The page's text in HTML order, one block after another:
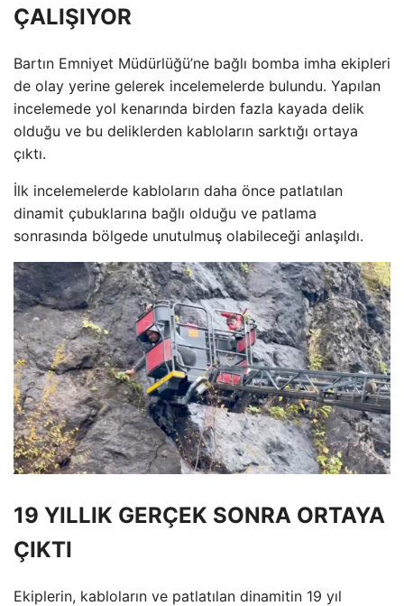
ÇALIŞIYOR
Bartın Emniyet Müdürlüğü’ne bağlı bomba imha ekipleri
de olay yerine gelerek incelemelerde bulundu. Yapılan
incelemede yol kenarında birden fazla kayada delik
olduğu ve bu deliklerden kabloların sarktığı ortaya
çıktı.
İlk incelemelerde kabloların daha önce patlatılan
dinamit çubuklarına bağlı olduğu ve patlama
sonrasında bölgede unutulmuş olabileceği anlaşıldı.
19 YILLIK GERÇEK SONRA ORTAYA
ÇIKTI
Ekiplerin, kabloların ve patlatılan dinamitin 19 yıl